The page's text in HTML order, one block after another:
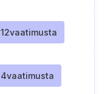
12vaatimusta
4vaatimusta